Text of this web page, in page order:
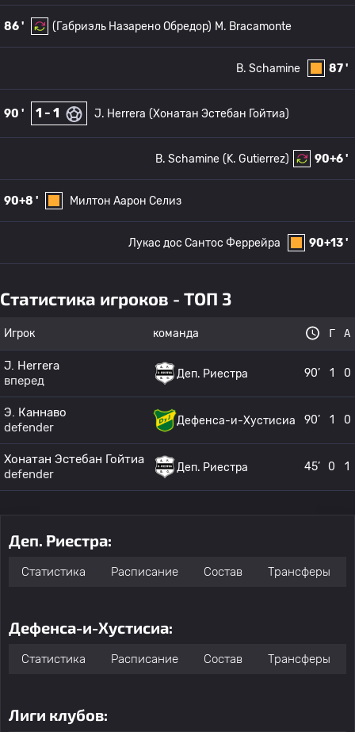
86 ' (Габриэль Назарено Обредор) M. Bracamonte
87 '
B. Schamine
90 ' 1 - 1 J. Herrera (Хонатан Эстебан Гойтиа)
90+6 '
(K. Gutierrez)
B. Schamine
90+8 ' Милтон Аарон Селиз
90+13 '
Лукас дос Сантос Феррейра
Статистика игроков - ТОП 3
Игрок команда Г А
J. Herrera
вперед
Деп. Риестра 90’ 1 0
Э. Каннаво
defender
Дефенса-и-Хустисиа 90’ 1 0
Хонатан Эстебан Гойтиа
defender
Деп. Риестра 45’ 0 1
Деп. Риестра:
Статистика Расписание Состав Трансферы
Дефенса-и-Хустисиа:
Статистика Расписание Состав Трансферы
Лиги клубов: